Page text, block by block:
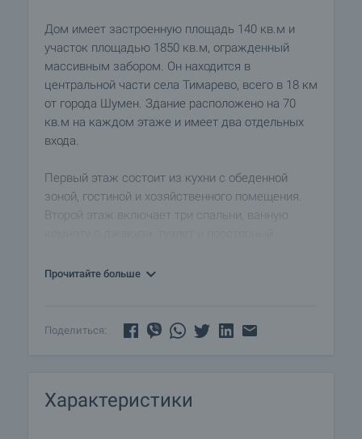
Дом имеет застроенную площадь 140 кв.м и
участок площадью 1850 кв.м, огражденный
массивным забором. Он находится в
центральной части села Тимарево, всего в 18 км
от города Шумен. Здание расположено на 70
кв.м на каждом этаже и имеет два отдельных
входа.
Первый этаж состоит из кухни с обеденной
зоной, гостиной и хозяйственного помещения.
Второй этаж включает три спальни, ванную
материалов. Внутренняя и внешняя изоляция,
мастерскую и гараж.
Прочитайте больше
Поделиться:
Характеристики